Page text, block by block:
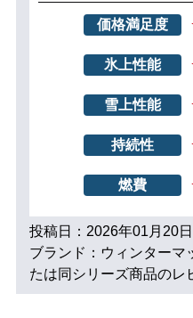
価格満足度
氷上性能
雪上性能
持続性
燃費
投稿日：2026年01月20日
ブランド：ウィンター
たは同シリーズ商品のレ